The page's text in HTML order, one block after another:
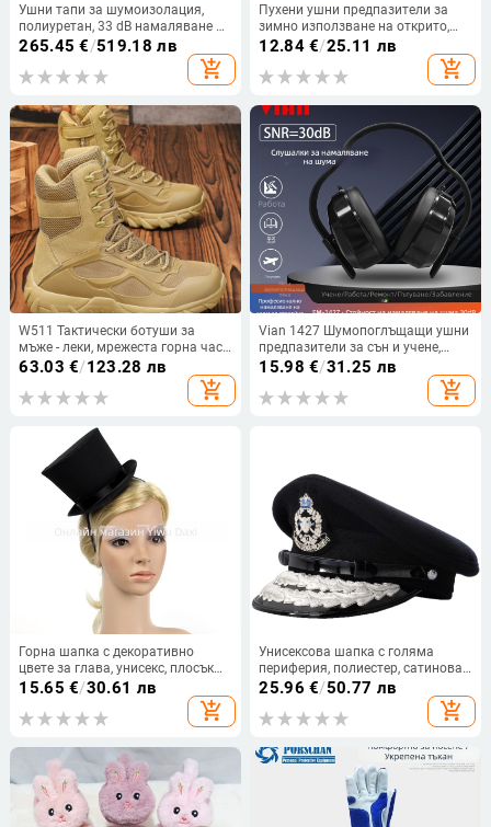
Ушни тапи за шумоизолация,
полиуретан, 33 dB намаляване на
шума, CE EN 352-2, SNR 35
265.45 €/519.18 лв
add_shopping_cart
Пухени ушни предпазители за
зимно използване на открито,
модел с карикатурен принт,
сгъваеми, запазват топлината
12.84€/25.11 лв
add_shopping_cart
W511 Тактически ботуши за
мъже - леки, мрежеста горна част
+ кожа, за планински туризъм и
63.03 €/123.28 лв
add_shopping_cart
Vian 1427 Шумопоглъщащи ушни
предпазители за сън и учене,
индустриално ниво на
15.98 €/31.25 лв
add_shopping_cart
Горна шапка с декоративно
цвете за глава, унисекс, плосък
връх, къса козирка, пластмаса
15.65 €/30.61 лв
add_shopping_cart
Унисексова шапка с голяма
периферия, полиестер, сатинова
тъкан, бродирана, военен стил
25.96 €/50.77 лв
add_shopping_cart